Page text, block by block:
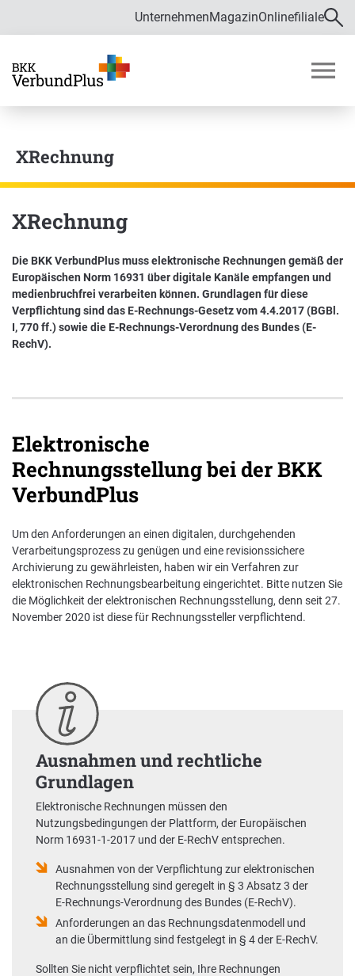
Unternehmen
Über uns
Bekämpfung von Fehlverhalten im
Gesundheitswesen
Satzung
Karriere
Ausbildung und Duales Studium
Nachhaltigkeit bei der BKK VerbundPlus
Presse
MagazinOnlinefiliale
o
f
f
n
e
n
XRechnung
XRechnung
Die BKK VerbundPlus muss elektronische Rechnungen gemäß der
Europäischen Norm 16931 über digitale Kanäle empfangen und
medienbruchfrei verarbeiten können. Grundlagen für diese
Verpflichtung sind das E-Rechnungs-Gesetz vom 4.4.2017 (BGBl.
I, 770 ff.) sowie die E-Rechnungs-Verordnung des Bundes (E-
RechV).
Elektronische
Rechnungsstellung bei der BKK
VerbundPlus
Um den Anforderungen an einen digitalen, durchgehenden
Verarbeitungsprozess zu genügen und eine revisionssichere
Archivierung zu gewährleisten, haben wir ein Verfahren zur
elektronischen Rechnungsbearbeitung eingerichtet. Bitte nutzen Sie
die Möglichkeit der elektronischen Rechnungsstellung, denn seit 27.
November 2020 ist diese für Rechnungssteller verpflichtend.
Ausnahmen und rechtliche
Grundlagen
Elektronische Rechnungen müssen den
Nutzungsbedingungen der Plattform, der Europäischen
Norm 16931-1-2017 und der E-RechV entsprechen.
Ausnahmen von der Verpflichtung zur elektronischen
Rechnungsstellung sind geregelt in § 3 Absatz 3 der
E-Rechnungs-Verordnung des Bundes (E-RechV).
Anforderungen an das Rechnungsdatenmodell und
an die Übermittlung sind festgelegt in § 4 der E-RechV.
Sollten Sie nicht verpflichtet sein, Ihre Rechnungen
Direkt zur Hauptnavigation (Enter drücken)
Direkt zur Suche (Enter drücken)
Direkt zum Hauptinhalt (Enter drücken)